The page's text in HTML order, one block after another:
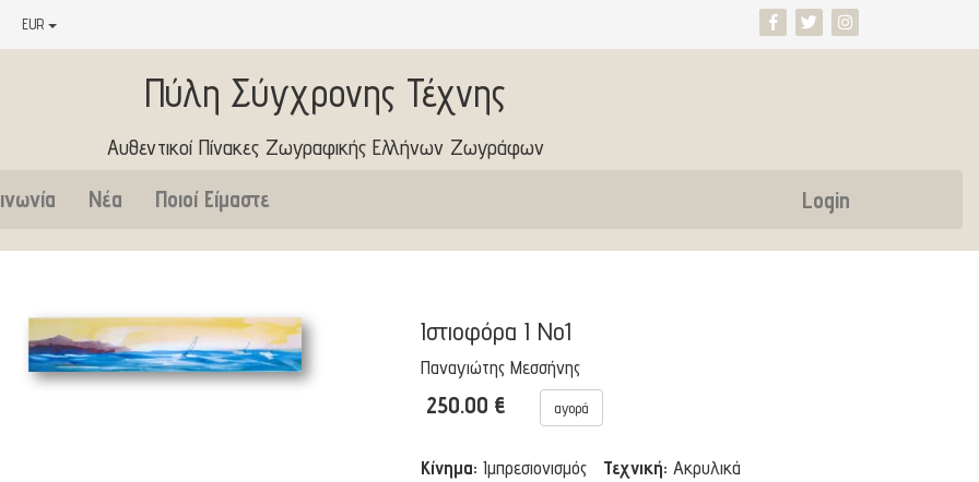
EUR
Πύλη Σύγχρονης Τέχνης
Αυθεντικοί Πίνακες Ζωγραφικής Ελλήνων Ζωγράφων
Νέα Ποιοί Είμαστε Login
Ιστιοφόρα I No1
Παναγιώτης Μεσσήνης
250.00 € αγορά
Κίνημα: Ιμπρεσιονισμός Τεχνική: Ακρυλικά